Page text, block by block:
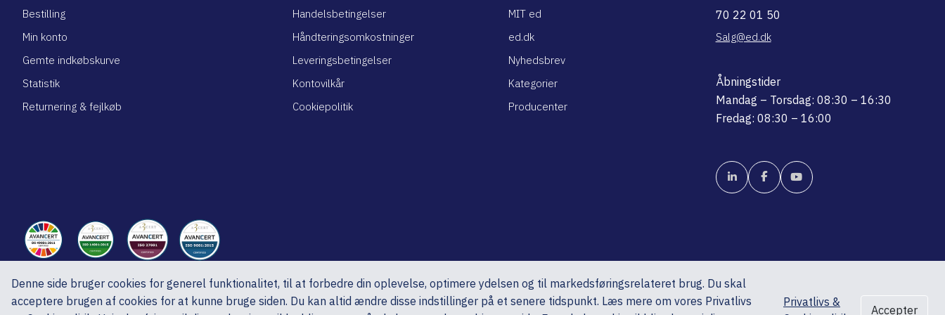
Denne side bruger cookies for generel funktionalitet, til at forbedre din oplevelse, optimere ydelsen og til markedsføringsrelateret brug. Du skal
acceptere brugen af cookies for at kunne bruge siden. Du kan altid ændre disse indstillinger på et senere tidspunkt. Læs mere om vores Privatlivs
Privatlivs &
Accepter
Bestilling
Min konto
Gemte indkøbskurve
Statistik
Returnering & fejlkøb
Handelsbetingelser
Håndteringsomkostninger
Leveringsbetingelser
Kontovilkår
Cookiepolitik
MIT ed
ed.dk
Nyhedsbrev
Kategorier
Producenter
70 22 01 50
Salg@ed.dk
Åbningstider
Mandag – Torsdag: 08:30 – 16:30
Fredag: 08:30 – 16:00
ed A/S, Ved Skoven 15, 8541 Skødstrup, CVR nr.: DK27192920
Copyright © 2025 ed A/S